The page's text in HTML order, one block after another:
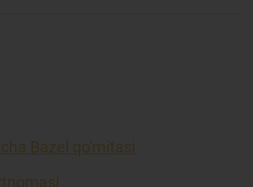
Bazel qo'mitasi